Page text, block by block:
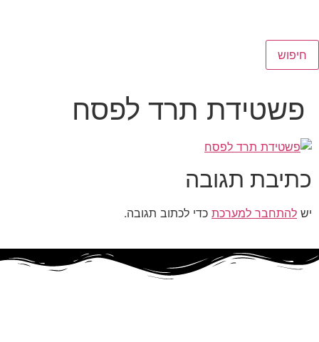
חיפוש
פשטידת תרד לפסח
כתיבת תגובה
יש להתחבר למערכת כדי לכתוב תגובה.